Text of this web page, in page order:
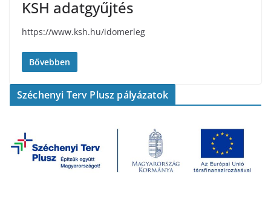
KSH adatgyűjtés
https://www.ksh.hu/idomerleg
Bővebben
Széchenyi Terv Plusz pályázatok